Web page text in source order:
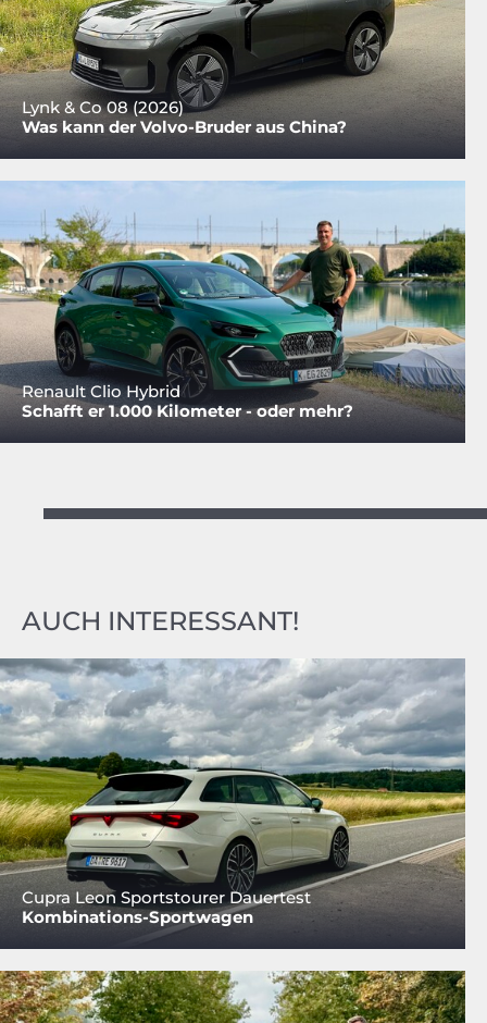
Lynk & Co 08 (2026)
Was kann der Volvo-Bruder aus China?
Renault Clio Hybrid
Schafft er 1.000 Kilometer - oder mehr?
AUCH INTERESSANT!
Cupra Leon Sportstourer Dauertest
Kombinations-Sportwagen